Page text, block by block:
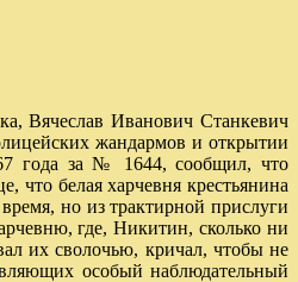
Вячеслав Иванович Станкевич
жандармов и открытии
года за № 1644, сообщил, что
белая харчевня крестьянина
но из трактирной прислуги
где, Никитин, сколько ни
их сволочью, кричал, чтобы не
особый наблюдательный